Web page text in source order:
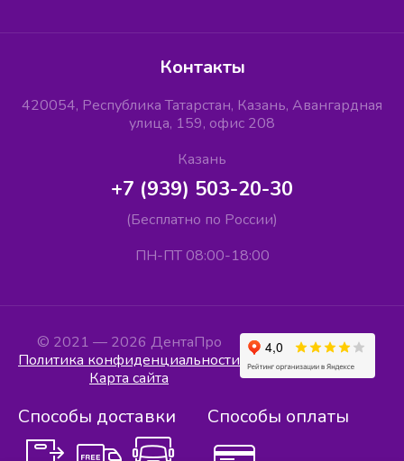
Контакты
420054, Республика Татарстан, Казань, Авангардная
улица, 159, офис 208
Казань
+7 (939) 503-20-30
(Бесплатно по России)
ПН-ПТ 08:00-18:00
© 2021 — 2026 ДентаПро
Политика конфиденциальности
Карта сайта
Способы доставки Способы оплаты